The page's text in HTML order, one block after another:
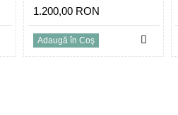
1.200,00 RON
Adaugă în Coş